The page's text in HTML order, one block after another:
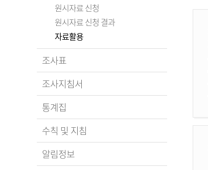
원시자료 신청
원시자료 신청 결과
자료활용
조사표
조사지침서
통계집
수칙 및 지침
알림정보